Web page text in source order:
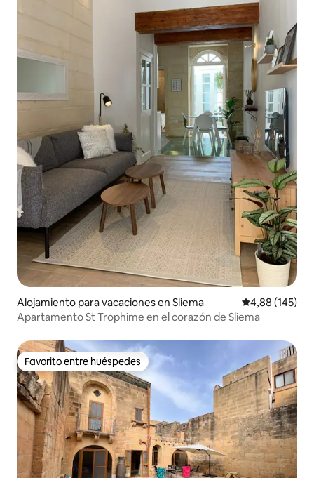
Alojamiento para vacaciones en Sliema Calificación
4,88 (145)
Apartamento St Trophime en el corazón de Sliema
Favorito entre huéspedes
Favorito entre huéspedes